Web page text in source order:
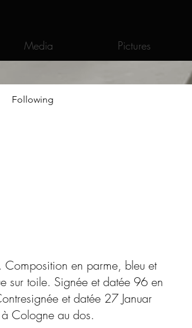
Media Pictures
Following
Composition en parme, bleu et
sur toile. Signée et datée 96 en
et datée 27 Januar
Cologne au dos.